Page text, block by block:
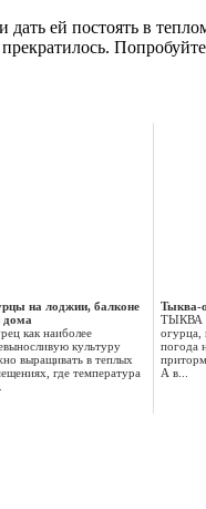
дать ей постоять в
на лоджии, балконе
дома
как наиболее
культуру
выращивать в теплых
где температура
Тыква-
ТЫКВА
огурца,
погода
А в...